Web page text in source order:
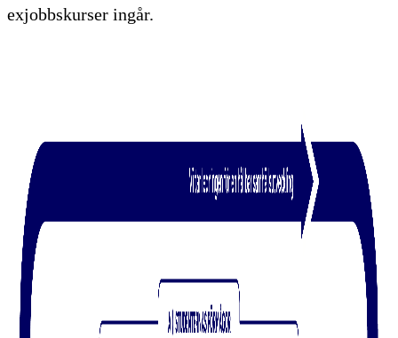
exjobbskurser ingår.